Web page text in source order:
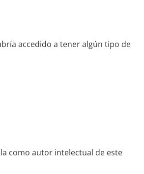
accedido a tener algún tipo de
como autor intelectual de este